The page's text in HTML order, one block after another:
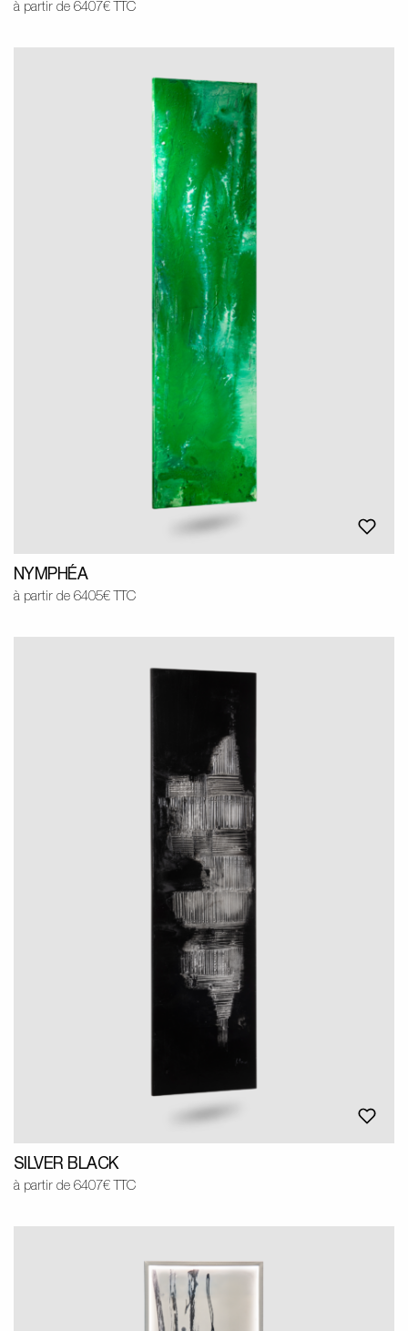
à partir de 6407€ TTC
NYMPHÉA
à partir de 6405€ TTC
SILVER BLACK
à partir de 6407€ TTC